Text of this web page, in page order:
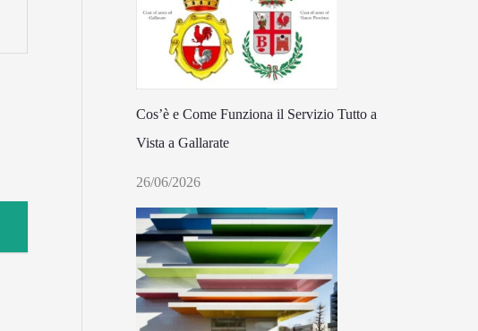
Cos’è e Come Funziona il Servizio Tutto a
Vista a Gallarate
26/06/2026